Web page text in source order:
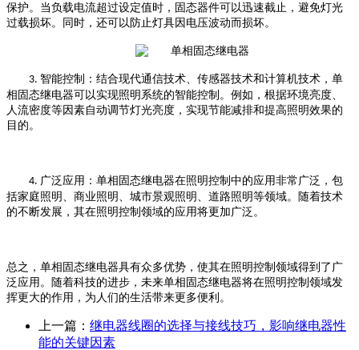
保护。当负载电流超过设定值时，固态器件可以迅速截止，避免灯光
过载损坏。同时，还可以防止灯具因电压波动而损坏。
3. 智能控制：结合现代通信技术、传感器技术和计算机技术，单
相固态继电器可以实现照明系统的智能控制。例如，根据环境亮度、
人流密度等因素自动调节灯光亮度，实现节能减排和提高照明效果的
目的。
4. 广泛应用：单相固态继电器在照明控制中的应用非常广泛，包
括家庭照明、商业照明、城市景观照明、道路照明等领域。随着技术
的不断发展，其在照明控制领域的应用将更加广泛。
总之，单相固态继电器具有众多优势，使其在照明控制领域得到了广
泛应用。随着科技的进步，未来单相固态继电器将在照明控制领域发
挥更大的作用，为人们的生活带来更多便利。
上一篇： 继电器线圈的选择与接线技巧，影响继电器性
能的关键因素